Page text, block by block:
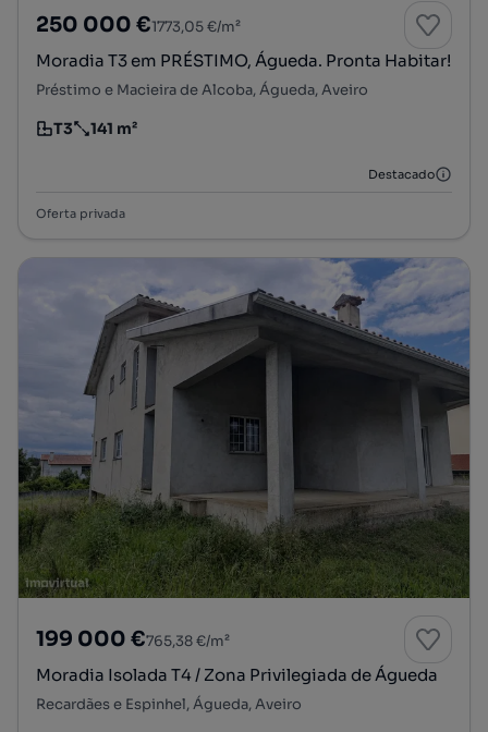
250 000 €1773,05 €/m²
Moradia T3 em PRÉSTIMO, Águeda. Pronta Habitar!
Préstimo e Macieira de Alcoba, Águeda, Aveiro
Tipologia
T3
Preço por metro quadrado
141 m²
Destacado
Oferta privada
199 000 €765,38 €/m²
Moradia Isolada T4 / Zona Privilegiada de Águeda
Recardães e Espinhel, Águeda, Aveiro